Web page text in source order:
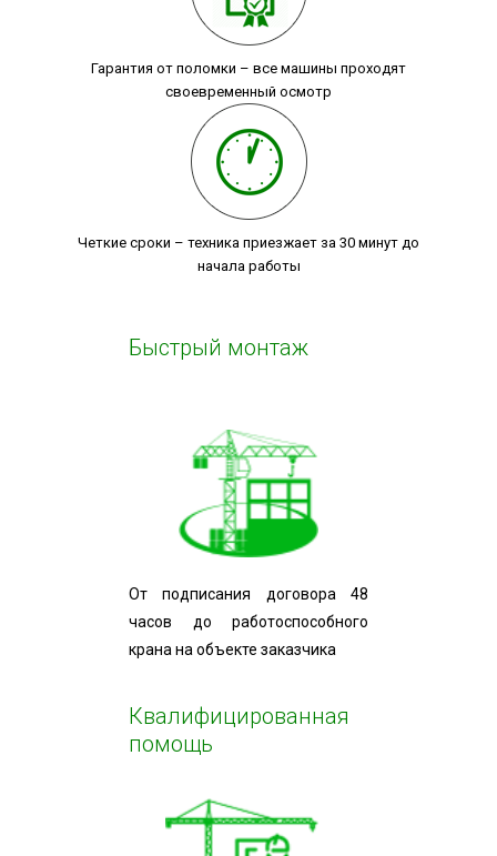
Гарантия от поломки – все машины проходят
своевременный осмотр
Четкие сроки – техника приезжает за 30 минут до
начала работы
Быстрый монтаж
От подписания договора 48
часов до работоспособного
крана на объекте заказчика
Квалифицированная
помощь